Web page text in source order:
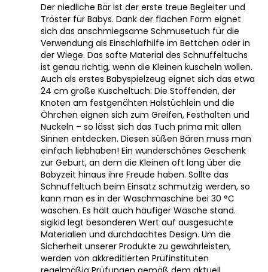
Der niedliche Bär ist der erste treue Begleiter und
Tröster für Babys. Dank der flachen Form eignet
sich das anschmiegsame Schmusetuch für die
Verwendung als Einschlafhilfe im Bettchen oder in
der Wiege. Das softe Material des Schnuffeltuchs
ist genau richtig, wenn die Kleinen kuscheln wollen.
Auch als erstes Babyspielzeug eignet sich das etwa
24 cm große Kuscheltuch: Die Stoffenden, der
Knoten am festgenähten Halstüchlein und die
Öhrchen eignen sich zum Greifen, Festhalten und
Nuckeln – so lässt sich das Tuch prima mit allen
Sinnen entdecken. Diesen süßen Bären muss man
einfach liebhaben! Ein wunderschönes Geschenk
zur Geburt, an dem die Kleinen oft lang über die
Babyzeit hinaus ihre Freude haben. Sollte das
Schnuffeltuch beim Einsatz schmutzig werden, so
kann man es in der Waschmaschine bei 30 °C
waschen. Es hält auch häufiger Wäsche stand.
sigikid legt besonderen Wert auf ausgesuchte
Materialien und durchdachtes Design. Um die
Sicherheit unserer Produkte zu gewährleisten,
werden von akkreditierten Prüfinstituten